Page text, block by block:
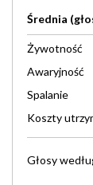
Średnia
Żywotność
Awaryjność
Spalanie
Koszty
Głosy